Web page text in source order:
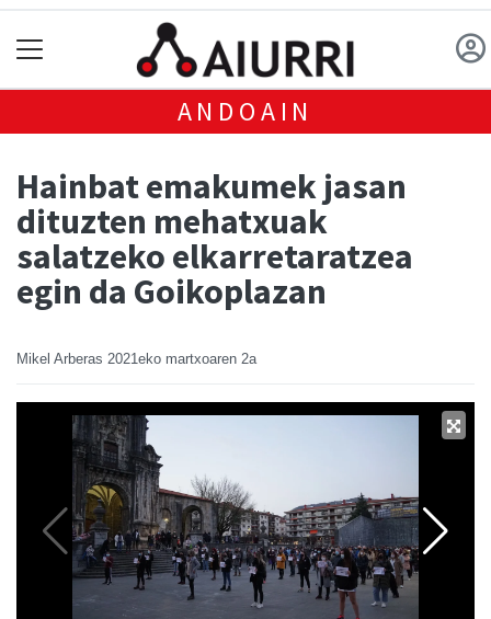
ANDOAIN
Hainbat emakumek jasan
dituzten mehatxuak
salatzeko elkarretaratzea
egin da Goikoplazan
Mikel Arberas 2021eko martxoaren 2a